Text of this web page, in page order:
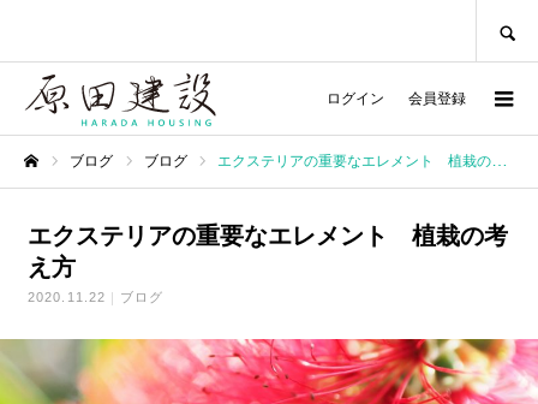
ログイン 会員登録
ブログ ブログ エクステリアの重要なエレメント 植栽の考え方
エクステリアの重要なエレメント 植栽の考
え方
2020.11.22 ブログ